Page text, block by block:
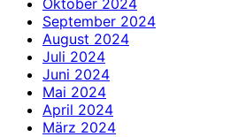
Oktober 2024
September 2024
August 2024
Juli 2024
Juni 2024
Mai 2024
April 2024
März 2024